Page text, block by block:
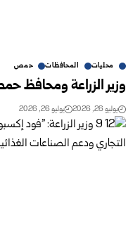
محليات المحافظات حمص
وزير الزراعة ومحافظ
يوليو 26, 2026 يوليو 26, 2026